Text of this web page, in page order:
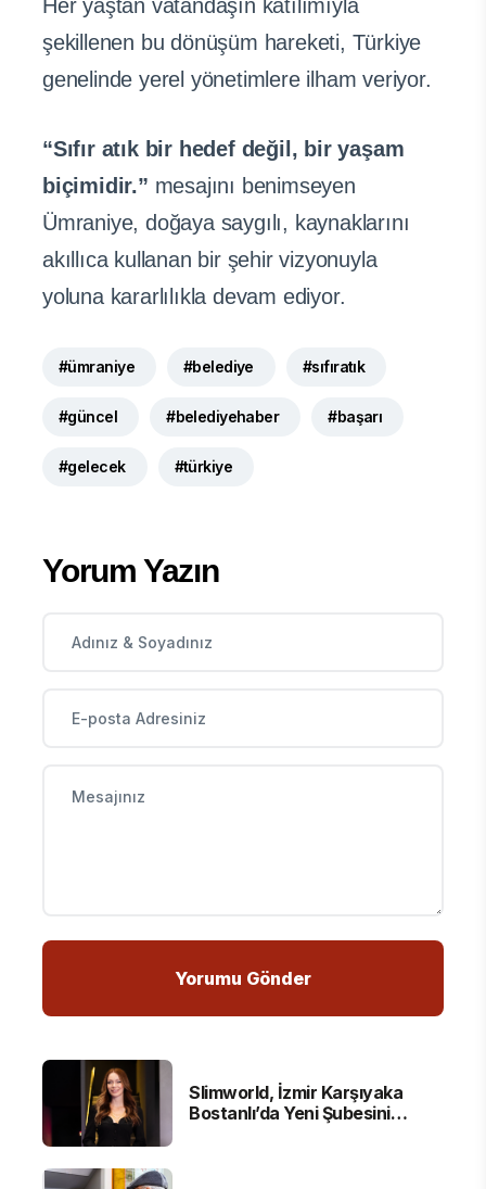
Her yaştan vatandaşın katılımıyla
şekillenen bu dönüşüm hareketi, Türkiye
genelinde yerel yönetimlere ilham veriyor.
“Sıfır atık bir hedef değil, bir yaşam
biçimidir.” mesajını benimseyen
Ümraniye, doğaya saygılı, kaynaklarını
akıllıca kullanan bir şehir vizyonuyla
yoluna kararlılıkla devam ediyor.
#ümraniye #belediye #sıfıratık
#güncel #belediyehaber #başarı
#gelecek #türkiye
Yorum Yazın
Slimworld, İzmir Karşıyaka
Bostanlı’da Yeni Şubesini